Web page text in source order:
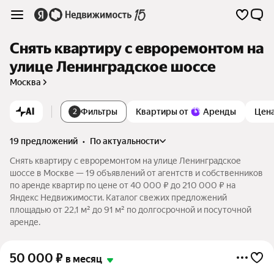
Снять квартиру с евроремонтом на
улице Ленинградское шоссе
Москва
AI 2 Фильтры Квартиры от Аренды
19 предложений •
по актуальности
Снять квартиру с евроремонтом на улице Ленинградское
шоссе в Москве — 19 объявлений от агентств и собственников
по аренде квартир по цене от 40 000 ₽ до 210 000 ₽ на
Яндекс Недвижимости. Каталог свежих предложений
площадью от 22,1 м² до 91 м² по долгосрочной и посуточной
аренде.
50 000 ₽ в месяц